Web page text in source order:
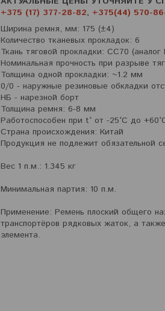
+375 (17) 377-28-82, +375(44) 570-
Ширина ремня, мм: 175 (±4)
Количество тканевых прокладок: 6
Ткань тяговой прокладки: СС70
Номинальная прочность при разрыве
Толщина одной прокладки: ~1.2 мм
0/0 - наружные резиновые обкладки
НБ - нарезной борт
Толщина ремня: 6-8 мм
Работоспособен при t° от -25°C до
Страна происхождения: Китай
Продукция не подлежит обязательной
Вес 1 п.м.: 1.345 кг
Минимальная партия: 10 п.м.
Применение: Ремень плоский общего
транспортёров рядковых жаток, а
элемента.